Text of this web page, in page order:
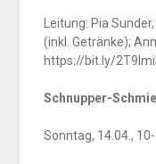
Leitung: Pia
(inkl. Getränke);
https://bit.ly/
Schnupper-
Sonntag, 14.04.,